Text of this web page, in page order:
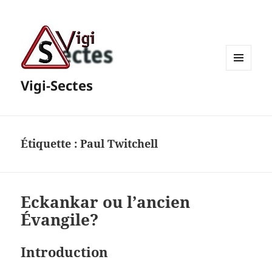
Vigi-Sectes
Étiquette :Paul Twitchell
Eckankar ou l’ancien
Évangile?
Introduction